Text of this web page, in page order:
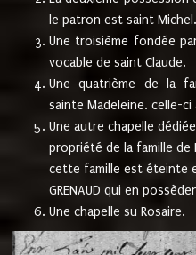
le patron est saint Michel.
Une troisième fondée
vocable de saint Claude.
Une quatrième de la
sainte Madeleine. celle-
Une autre chapelle
propriété de la famille de
cette famille est éteinte
GRENAUD qui en
Une chapelle su Rosaire.